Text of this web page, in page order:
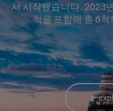
서 시작됐습니다. 2023
척을 포함해 총 6